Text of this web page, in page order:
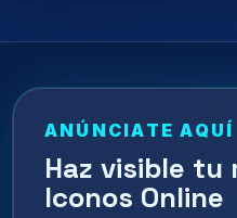
ANÚNCIATE AQUÍ
Haz visible tu
Iconos Online